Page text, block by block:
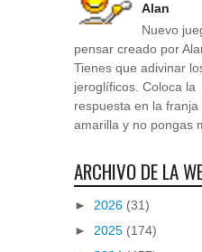
Alan
Nuevo
pensar creado por
Tienes que adivinar
jeroglíficos. Coloca la
respuesta en la franja
amarilla y no pongas
ARCHIVO DE LA
► 2026 (31)
► 2025 (174)